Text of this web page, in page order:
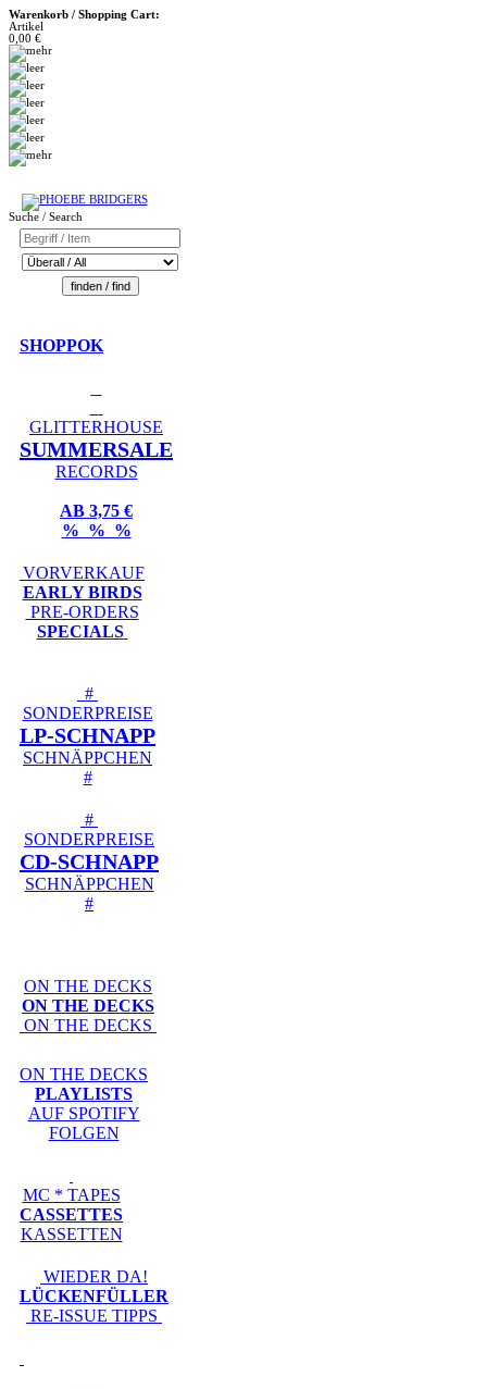
Warenkorb / Shopping Cart:
Artikel
0,00 €
Suche / Search
SHOPPOK
GLITTERHOUSE
SUMMERSALE
RECORDS
AB 3,75 €
% % %
VORVERKAUF
EARLY BIRDS
PRE-ORDERS
SPECIALS
#
SONDERPREISE
LP-SCHNAPP
SCHNÄPPCHEN
#
#
SONDERPREISE
CD-SCHNAPP
SCHNÄPPCHEN
#
ON THE DECKS
ON THE DECKS
ON THE DECKS
ON THE DECKS
PLAYLISTS
AUF SPOTIFY
FOLGEN
MC * TAPES
CASSETTES
KASSETTEN
WIEDER DA!
LÜCKENFÜLLER
RE-ISSUE TIPPS